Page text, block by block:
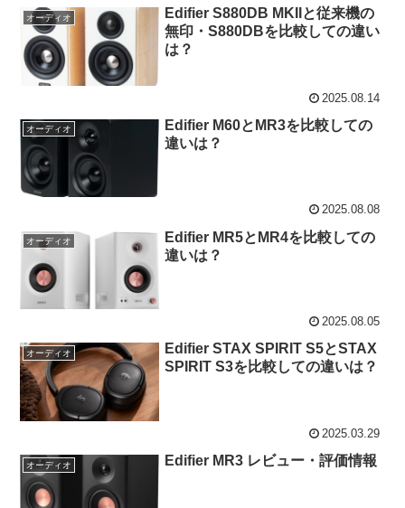
オーディオ
Edifier S880DB MKIIと従来機の
無印・S880DBを比較しての違い
は？
2025.08.14
オーディオ
Edifier M60とMR3を比較しての
違いは？
2025.08.08
オーディオ
Edifier MR5とMR4を比較しての
違いは？
2025.08.05
オーディオ
Edifier STAX SPIRIT S5とSTAX
SPIRIT S3を比較しての違いは？
2025.03.29
オーディオ Edifier MR3 レビュー・評価情報